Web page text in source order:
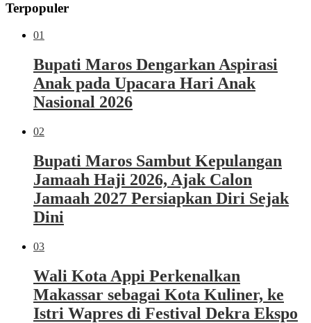
Terpopuler
01
Bupati Maros Dengarkan Aspirasi
Anak pada Upacara Hari Anak
Nasional 2026
02
Bupati Maros Sambut Kepulangan
Jamaah Haji 2026, Ajak Calon
Jamaah 2027 Persiapkan Diri Sejak
Dini
03
Wali Kota Appi Perkenalkan
Makassar sebagai Kota Kuliner, ke
Istri Wapres di Festival Dekra Ekspo